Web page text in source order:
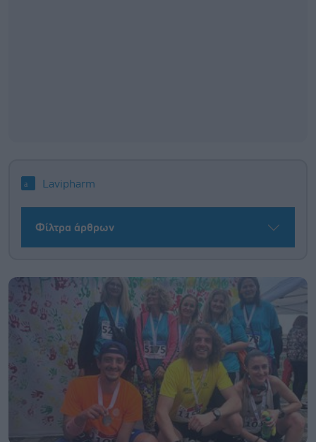
Lavipharm
Φίλτρα άρθρων